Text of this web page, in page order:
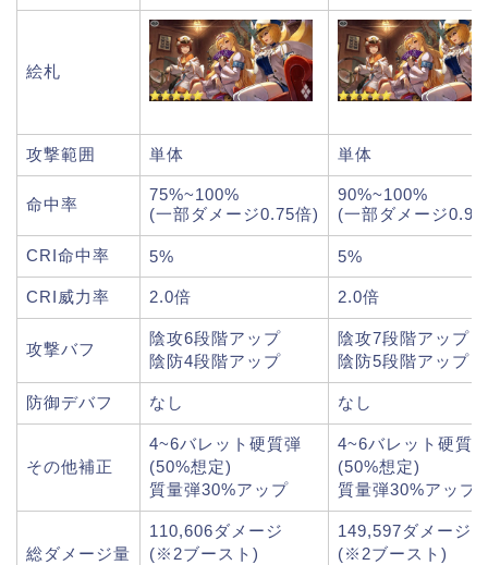
絵札
攻撃範囲 単体 単体
命中率
75%~100%
(一部ダメージ0.75倍)
90%~100%
(一部ダメージ0.90
CRI命中率 5% 5%
CRI威力率 2.0倍 2.0倍
攻撃バフ
陰攻6段階アップ
陰防4段階アップ
陰攻7段階アップ
陰防5段階アップ
防御デバフ なし なし
その他補正
4~6バレット硬質弾
(50%想定)
質量弾30%アップ
4~6バレット硬質
(50%想定)
質量弾30%アップ
総ダメージ量
110,606ダメージ
(※2ブースト)
149,597ダメージ
(※2ブースト)